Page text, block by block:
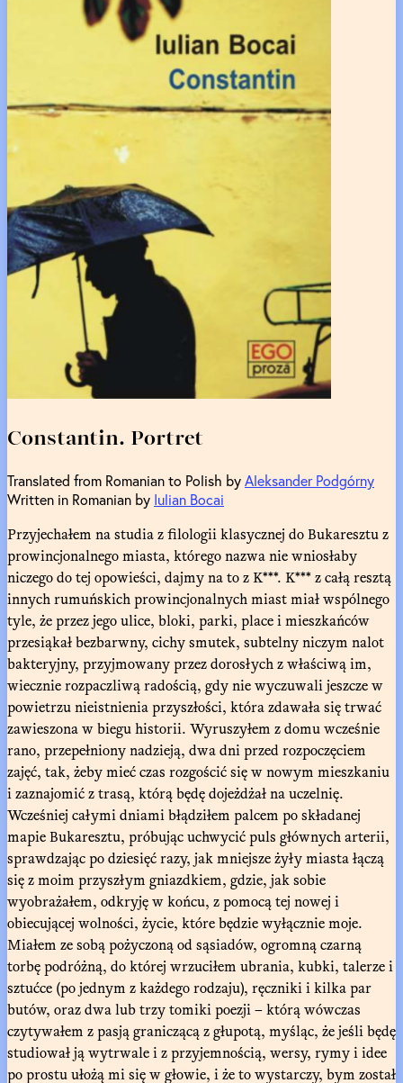
Constantin. Portret
Translated from Romanian to Polish byAleksander Podgórny
Written in Romanian by Iulian Bocai
Przyjechałem na studia z filologii klasycznej do Bukaresztu z
prowincjonalnego miasta, którego nazwa nie wniosłaby
niczego do tej opowieści, dajmy na to z K***. K*** z całą resztą
innych rumuńskich prowincjonalnych miast miał wspólnego
tyle, że przez jego ulice, bloki, parki, place i mieszkańców
przesiąkał bezbarwny, cichy smutek, subtelny niczym nalot
bakteryjny, przyjmowany przez dorosłych z właściwą im,
wiecznie rozpaczliwą radością, gdy nie wyczuwali jeszcze w
powietrzu nieistnienia przyszłości, która zdawała się trwać
zawieszona w biegu historii. Wyruszyłem z domu wcześnie
rano, przepełniony nadzieją, dwa dni przed rozpoczęciem
zajęć, tak, żeby mieć czas rozgościć się w nowym mieszkaniu
i zaznajomić z trasą, którą będę dojeżdżał na uczelnię.
Wcześniej całymi dniami błądziłem palcem po składanej
mapie Bukaresztu, próbując uchwycić puls głównych arterii,
sprawdzając po dziesięć razy, jak mniejsze żyły miasta łączą
się z moim przyszłym gniazdkiem, gdzie, jak sobie
wyobrażałem, odkryję w końcu, z pomocą tej nowej i
obiecującej wolności, życie, które będzie wyłącznie moje.
Miałem ze sobą pożyczoną od sąsiadów, ogromną czarną
torbę podróżną, do której wrzuciłem ubrania, kubki, talerze i
sztućce (po jednym z każdego rodzaju), ręczniki i kilka par
butów, oraz dwa lub trzy tomiki poezji – którą wówczas
czytywałem z pasją graniczącą z głupotą, myśląc, że jeśli będę
studiował ją wytrwale i z przyjemnością, wersy, rymy i idee
po prostu ułożą mi się w głowie, i że to wystarczy, bym został